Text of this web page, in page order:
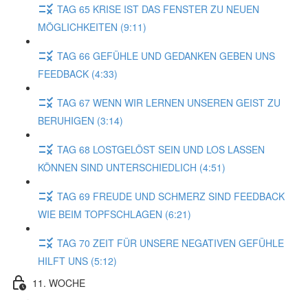
TAG 65 KRISE IST DAS FENSTER ZU NEUEN
MÖGLICHKEITEN (9:11)
TAG 66 GEFÜHLE UND GEDANKEN GEBEN UNS
FEEDBACK (4:33)
TAG 67 WENN WIR LERNEN UNSEREN GEIST ZU
BERUHIGEN (3:14)
TAG 68 LOSTGELÖST SEIN UND LOS LASSEN
KÖNNEN SIND UNTERSCHIEDLICH (4:51)
TAG 69 FREUDE UND SCHMERZ SIND FEEDBACK
WIE BEIM TOPFSCHLAGEN (6:21)
TAG 70 ZEIT FÜR UNSERE NEGATIVEN GEFÜHLE
HILFT UNS (5:12)
11. WOCHE